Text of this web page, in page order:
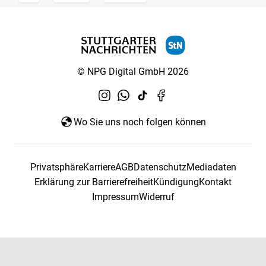
© NPG Digital GmbH 2026
Wo Sie uns noch folgen können
PrivatsphäreKarriereAGBDatenschutzMediadaten
Erklärung zur BarrierefreiheitKündigungKontakt
ImpressumWiderruf